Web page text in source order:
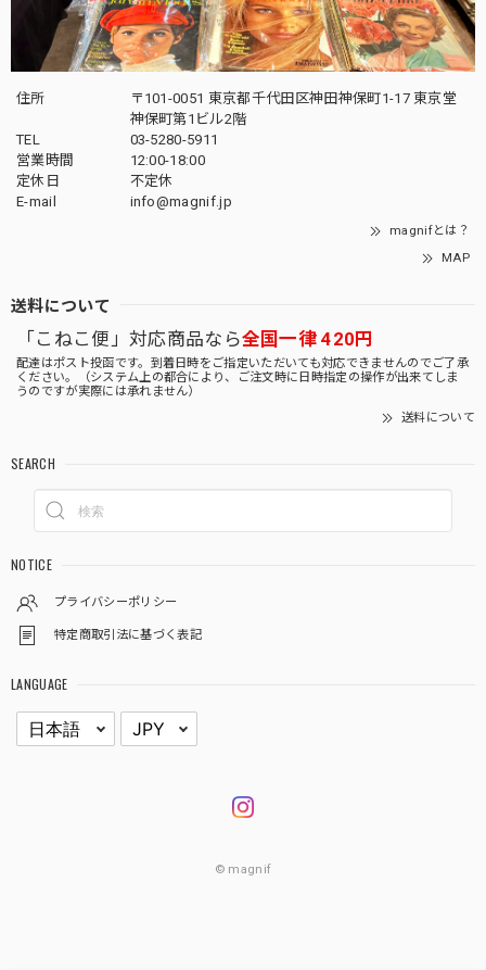
住所
〒101-0051 東京都千代田区神田神保町1-17 東京堂
神保町第1ビル2階
TEL
03-5280-5911
営業時間
12:00-18:00
定休日
不定休
E-mail
info@magnif.jp
magnifとは？
MAP
送料について
「こねこ便」対応商品なら全国一律 420円
配達はポスト投函です。到着日時をご指定いただいても対応できませんのでご了承
ください。（システム上の都合により、ご注文時に日時指定の操作が出来てしま
うのですが実際には承れません）
送料について
SEARCH
NOTICE
プライバシーポリシー
特定商取引法に基づく表記
LANGUAGE
© magnif